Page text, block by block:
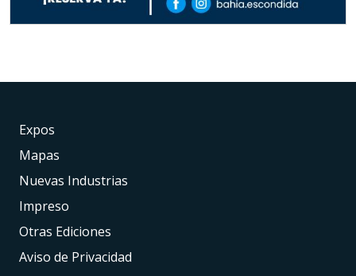
Expos
Mapas
Nuevas Industrias
Impreso
Otras Ediciones
Aviso de Privacidad